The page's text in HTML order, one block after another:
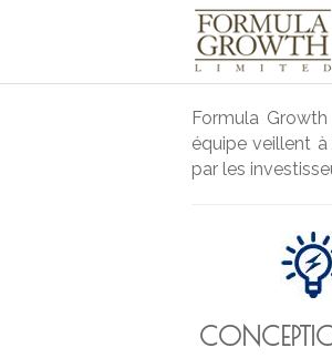
Formula
équipe veillent
par les